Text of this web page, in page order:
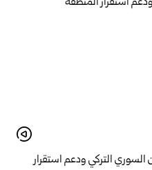
السوري التركي ودعم استقرار